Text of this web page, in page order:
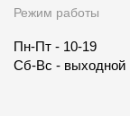
Режим работы
Пн-Пт - 10-19
Сб-Вс - выходной